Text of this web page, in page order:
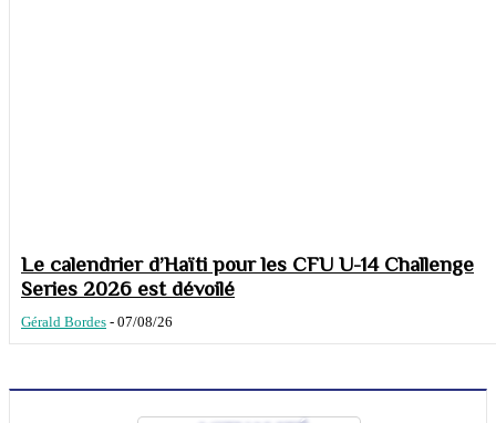
Le calendrier d’Haïti pour les CFU U-14 Challenge
Series 2026 est dévoilé
Gérald Bordes - 07/08/26